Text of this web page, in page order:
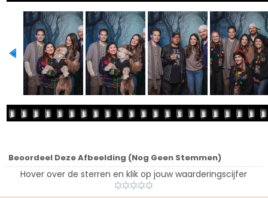
Beoordeel Deze Afbeelding (Nog Geen Stemmen)
Hover over de sterren en klik op jouw waarderingscijfer